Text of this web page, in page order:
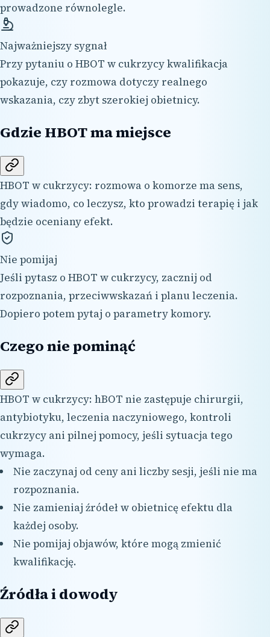
prowadzone równolegle.
Najważniejszy sygnał
Przy pytaniu o HBOT w cukrzycy kwalifikacja
pokazuje, czy rozmowa dotyczy realnego
wskazania, czy zbyt szerokiej obietnicy.
Gdzie HBOT ma miejsce
HBOT w cukrzycy: rozmowa o komorze ma sens,
gdy wiadomo, co leczysz, kto prowadzi terapię i jak
będzie oceniany efekt.
Nie pomijaj
Jeśli pytasz o HBOT w cukrzycy, zacznij od
rozpoznania, przeciwwskazań i planu leczenia.
Dopiero potem pytaj o parametry komory.
Czego nie pominąć
HBOT w cukrzycy: hBOT nie zastępuje chirurgii,
antybiotyku, leczenia naczyniowego, kontroli
cukrzycy ani pilnej pomocy, jeśli sytuacja tego
wymaga.
Nie zaczynaj od ceny ani liczby sesji, jeśli nie ma
rozpoznania.
Nie zamieniaj źródeł w obietnicę efektu dla
każdej osoby.
Nie pomijaj objawów, które mogą zmienić
kwalifikację.
Źródła i dowody